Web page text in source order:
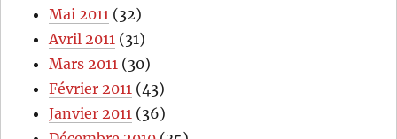
Mai 2011 (32)
Avril 2011 (31)
Mars 2011 (30)
Février 2011 (43)
Janvier 2011 (36)